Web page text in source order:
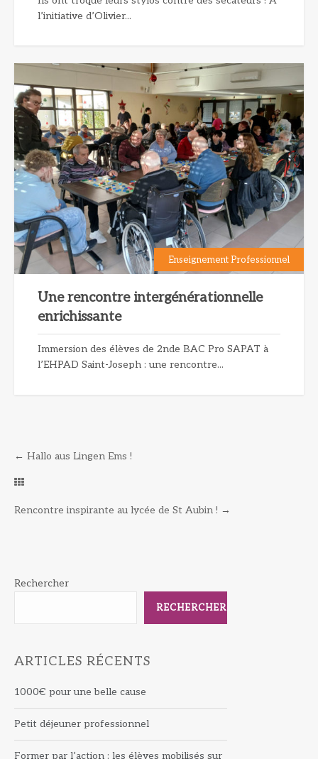
l’initiative d’Olivier...
Enseignement Professionnel
Une rencontre intergénérationnelle
enrichissante
Immersion des élèves de 2nde BAC Pro SAPAT à
l’EHPAD Saint-Joseph : une rencontre...
← Hallo aus Lingen Ems !
Rencontre inspirante au lycée de St Aubin ! →
Rechercher
RECHERCHER
ARTICLES RÉCENTS
1000€ pour une belle cause
Petit déjeuner professionnel
Former par l’action : les élèves mobilisés sur